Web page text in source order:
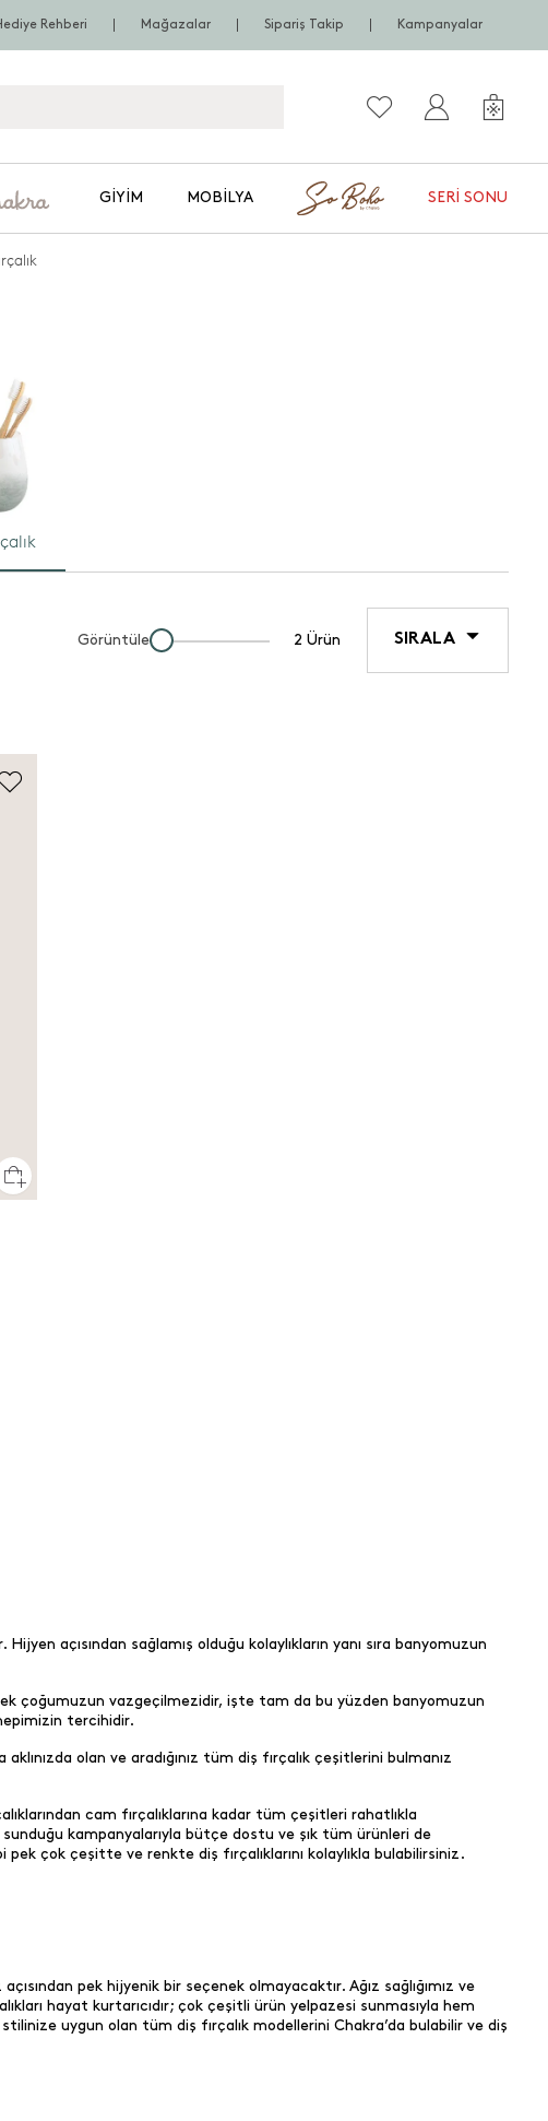
Rehberi Mağazalar Sipariş Takip Kampanyalar
GIYIM MOBILYA SERI SONU
Görüntüle 2 Ürün SIRALA
açısından sağlamış olduğu kolaylıkların yanı sıra banyomuzun
pek çoğumuzun vazgeçilmezidir, işte tam da bu yüzden banyomuzun
tercihidir.
olan ve aradığınız tüm diş fırçalık çeşitlerini bulmanız
cam fırçalıklarına kadar tüm çeşitleri rahatlıkla
sunduğu kampanyalarıyla bütçe dostu ve şık tüm ürünleri de
çok çeşitte ve renkte diş fırçalıklarını kolaylıkla bulabilirsiniz.
pek hijyenik bir seçenek olmayacaktır. Ağız sağlığımız ve
hayat kurtarıcıdır; çok çeşitli ürün yelpazesi sunmasıyla hem
uygun olan tüm diş fırçalık modellerini Chakra’da bulabilir ve diş